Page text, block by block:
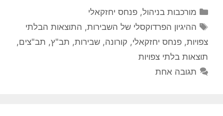
קטגוריות
מורכבות בניהול,פנחס יחזקאלי
תגיות
ההיגיון הפרדוקסלי של השבירות, התוצאות הבלתי
צפויות, פנחס יחזקאלי, קורונה, שבירות, תב"ץ, תב"צים,
תוצאות בלתי צפויות
תגובה אחת